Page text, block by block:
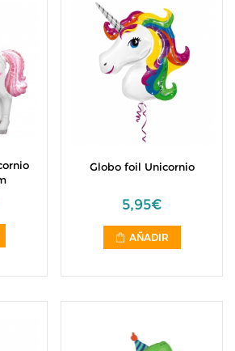
Globo foil Unicornio
5,95€
AÑADIR